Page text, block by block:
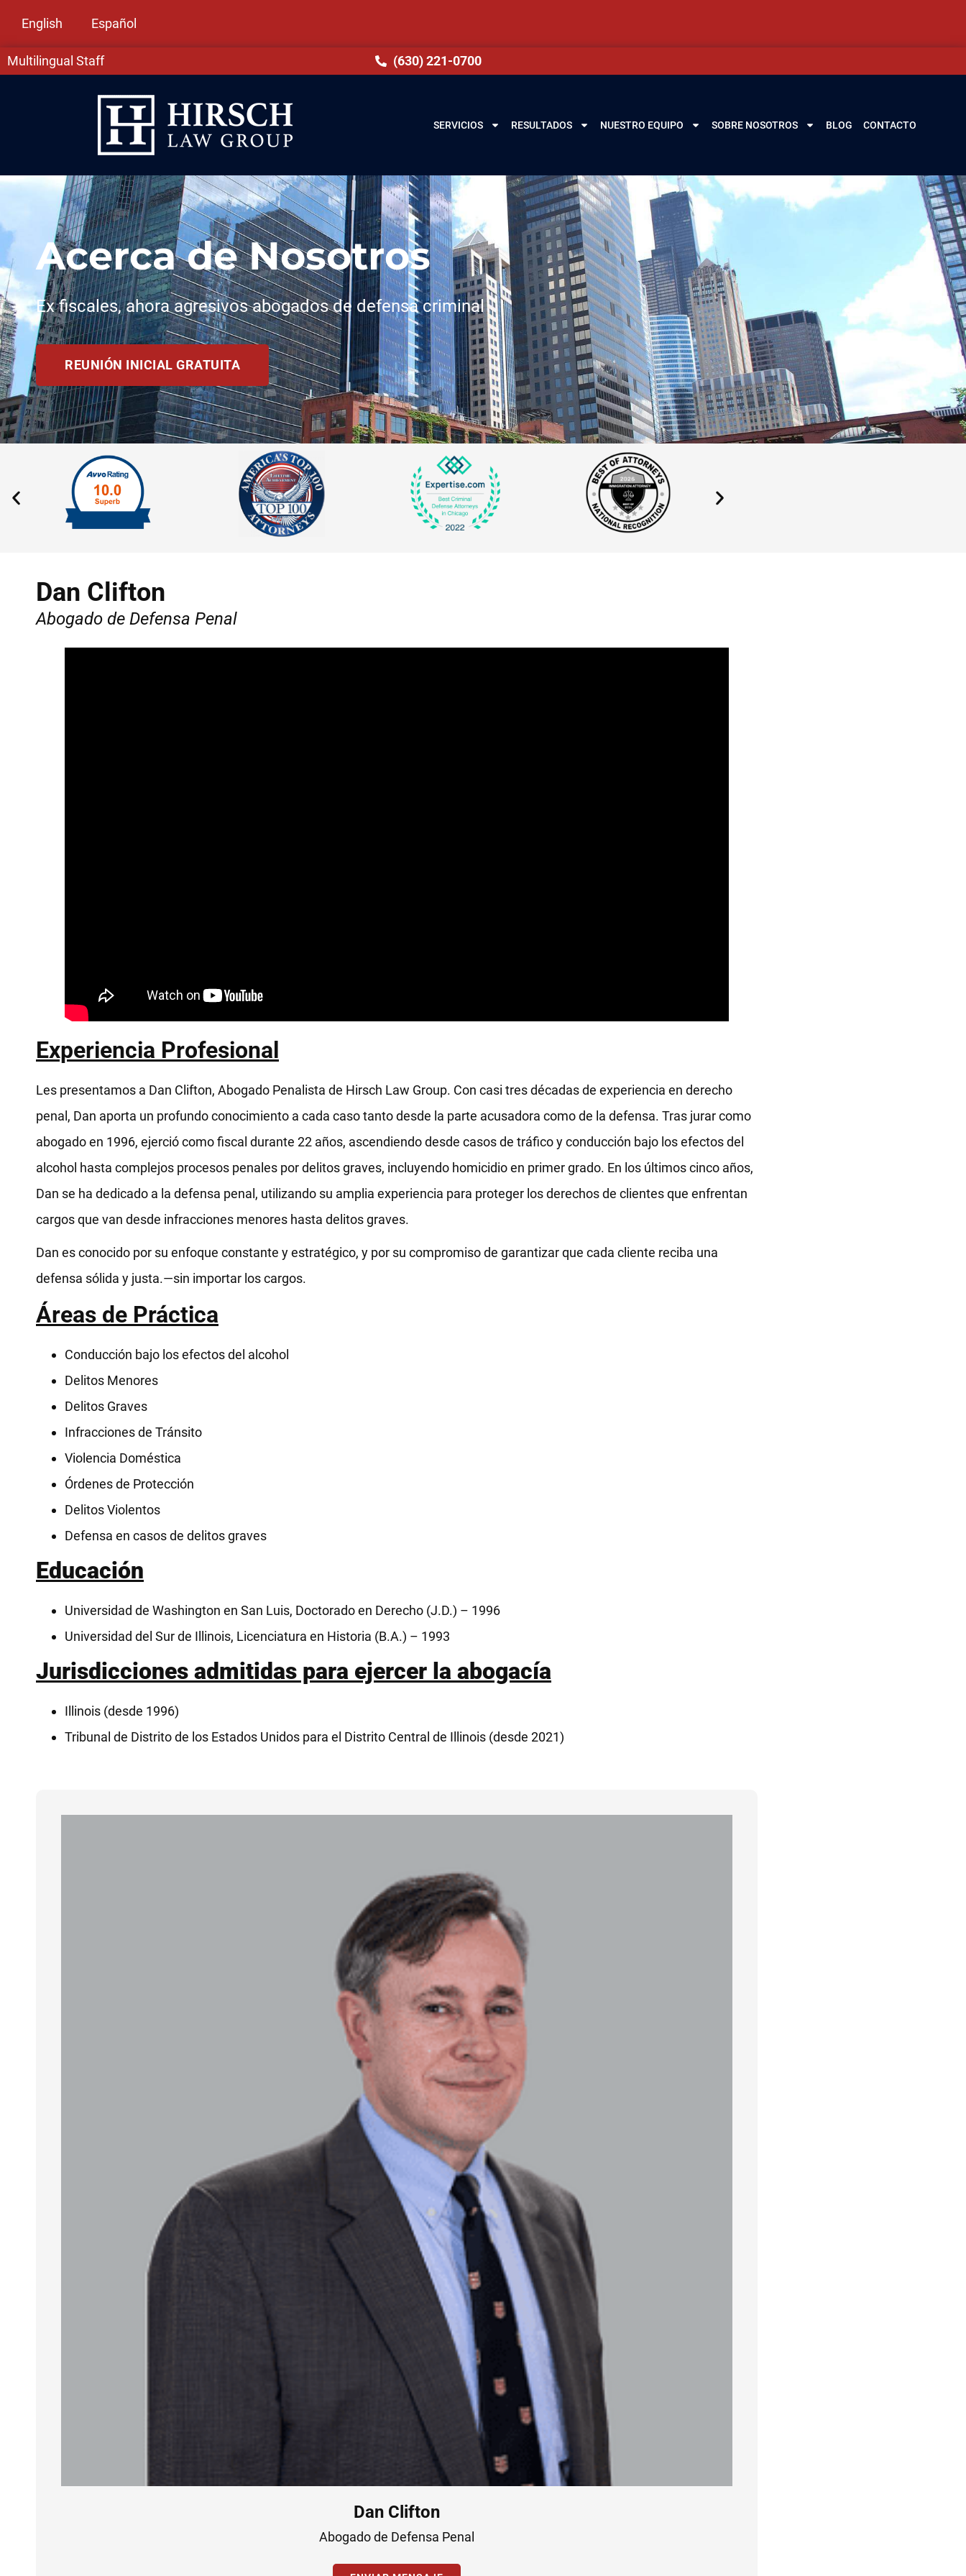
English Español
Multilingual Staff (630) 221-0700
SERVICIOS RESULTADOS NUESTRO EQUIPO SOBRE NOSOTROS BLOG CONTACTO
Acerca de Nosotros
Ex fiscales, ahora agresivos abogados de defensa criminal
REUNIÓN INICIAL GRATUITA
Dan Clifton
Abogado de Defensa Penal
Experiencia Profesional
Les presentamos a Dan Clifton, Abogado Penalista de Hirsch Law Group. Con casi tres décadas de experiencia en derecho
penal, Dan aporta un profundo conocimiento a cada caso tanto desde la parte acusadora como de la defensa. Tras jurar como
abogado en 1996, ejerció como fiscal durante 22 años, ascendiendo desde casos de tráfico y conducción bajo los efectos del
alcohol hasta complejos procesos penales por delitos graves, incluyendo homicidio en primer grado. En los últimos cinco años,
Dan se ha dedicado a la defensa penal, utilizando su amplia experiencia para proteger los derechos de clientes que enfrentan
cargos que van desde infracciones menores hasta delitos graves.
Dan es conocido por su enfoque constante y estratégico, y por su compromiso de garantizar que cada cliente reciba una
defensa sólida y justa.—sin importar los cargos.
Áreas de Práctica
Conducción bajo los efectos del alcohol
Delitos Menores
Delitos Graves
Infracciones de Tránsito
Violencia Doméstica
Órdenes de Protección
Delitos Violentos
Defensa en casos de delitos graves
Educación
Universidad de Washington en San Luis, Doctorado en Derecho (J.D.) – 1996
Universidad del Sur de Illinois, Licenciatura en Historia (B.A.) – 1993
Jurisdicciones admitidas para ejercer la abogacía
Illinois (desde 1996)
Tribunal de Distrito de los Estados Unidos para el Distrito Central de Illinois (desde 2021)
Dan Clifton
Abogado de Defensa Penal